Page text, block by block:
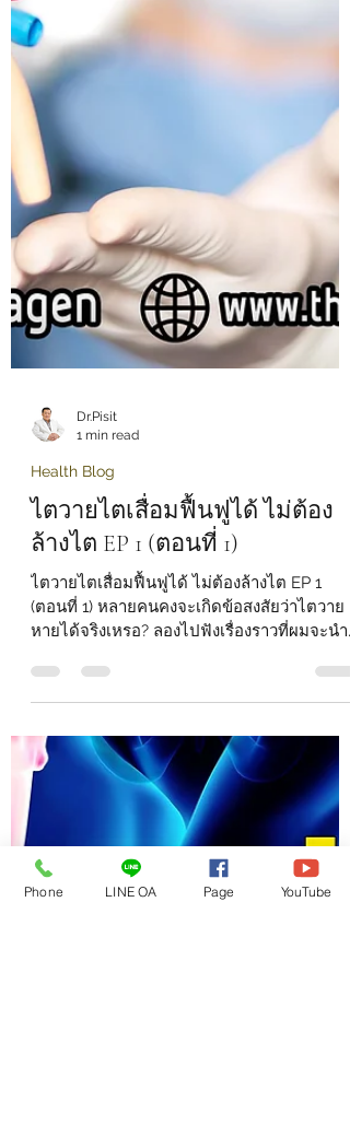
Dr.Pisit
1 min read
Health Blog
ไตวายไตเสื่อมฟื้นฟูได้ ไม่ต้อง
ล้างไต EP 1 (ตอนที่ 1)
ไตวายไตเสื่อมฟื้นฟูได้ ไม่ต้องล้างไต EP 1
(ตอนที่ 1) หลายคนคงจะเกิดข้อสงสัยว่าไตวาย
หายได้จริงเหรอ? ลองไปฟังเรื่องราวที่ผมจะนำ
เสนอนี้แล้วค...
Phone LINE OA Page YouTube